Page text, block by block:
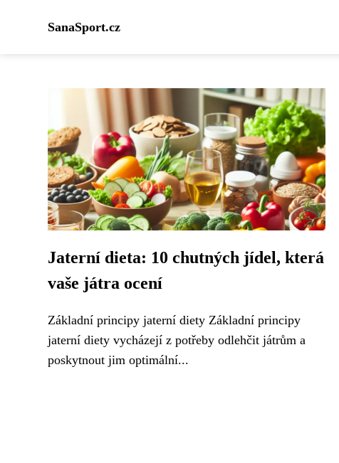
SanaSport.cz
Jaterní dieta: 10 chutných jídel, která
vaše játra ocení
Základní principy jaterní diety Základní principy
jaterní diety vycházejí z potřeby odlehčit játrům a
poskytnout jim optimální...